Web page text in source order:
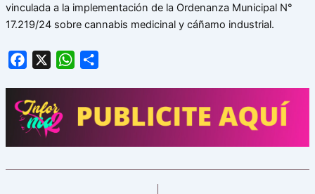
vinculada a la implementación de la Ordenanza Municipal N°
17.219/24 sobre cannabis medicinal y cáñamo industrial.
Facebook WhatsApp